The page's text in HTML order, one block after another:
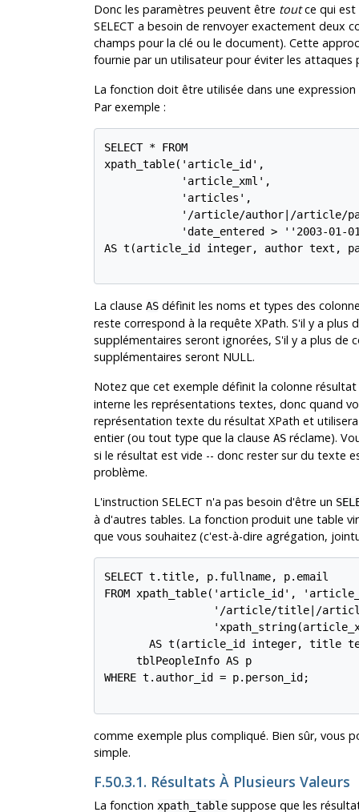
Donc les paramètres peuvent être toutce qui est
SELECT a besoin de renvoyer exactement deux
champs pour la clé ou le document). Cette
fournie par un utilisateur pour éviter les attaques
La fonction doit être utilisée dans une expression
Par exemple :
SELECT * FROM
xpath_table('article_id',
            'article_xml',
            'articles',
'/article/author|/article/
'date_entered > ''2003-01-
AS t(article_id integer, author text,
La clause ASdéfinit les noms et types des
reste correspond à la requête XPath. S'il y a
supplémentaires seront ignorées, S'il y a plus de
supplémentaires seront NULL.
Notez que cet exemple définit la colonne résultat
interne les représentations textes, donc quand
représentation texte du résultat XPath et
entier (ou tout type que la clause ASréclame).
si le résultat est vide -- donc rester sur du texte
problème.
L'instruction SELECT n'a pas besoin d'être un
à d'autres tables. La fonction produit une table
que vous souhaitez (c'est-à-dire agrégation,
SELECT t.title, p.fullname, p.email
FROM xpath_table('article_id',
'/article/title|/
AS t(article_id integer, title
     tblPeopleInfo AS p
WHERE t.author_id = p.person_id;
comme exemple plus compliqué. Bien sûr, vous
simple.
F.50.3.1. Résultats À Plusieurs Valeurs
La fonction xpath_tablesuppose que les